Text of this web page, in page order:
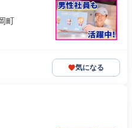
町
気になる